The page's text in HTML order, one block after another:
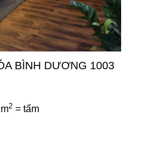
BÌNH DƯƠNG 1003
2 = tấm